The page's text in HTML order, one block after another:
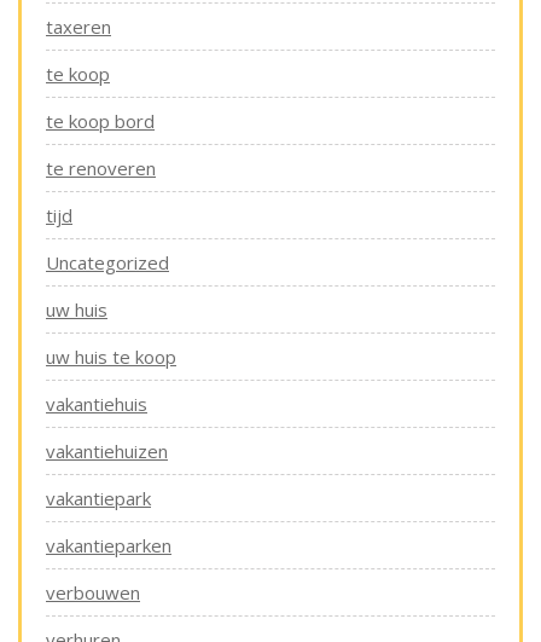
taxeren
te koop
te koop bord
te renoveren
tijd
Uncategorized
uw huis
uw huis te koop
vakantiehuis
vakantiehuizen
vakantiepark
vakantieparken
verbouwen